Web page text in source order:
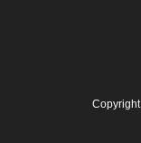
Copyright